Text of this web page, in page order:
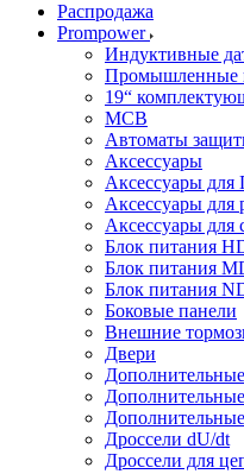
Распродажа
Prompower
Индуктивные
Промышленные
19“
MCB
Автоматы
Аксессуары
Аксессуары
Аксессуары для
Аксессуары для
Блок питания
Блок питания
Блок питания
Боковые панели
Внешние
Двери
Дроссели dU/dt
Дроссели для